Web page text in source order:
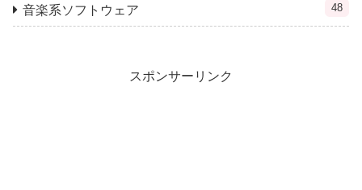
音楽系ソフトウェア 48
スポンサーリンク